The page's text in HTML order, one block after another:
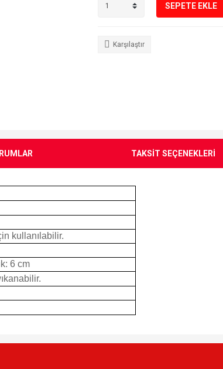
SEPETE EKLE
Karşılaştır
TAKSİT SEÇENEKLERİ
kullanılabilir.
6 cm